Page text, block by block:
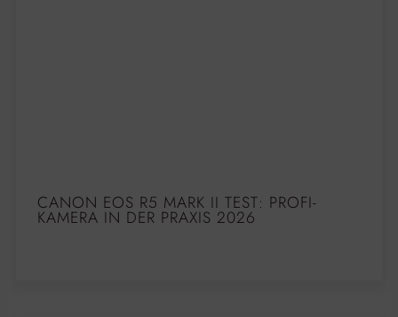
CANON EOS R5 MARK II TEST: PROFI-
KAMERA IN DER PRAXIS 2026